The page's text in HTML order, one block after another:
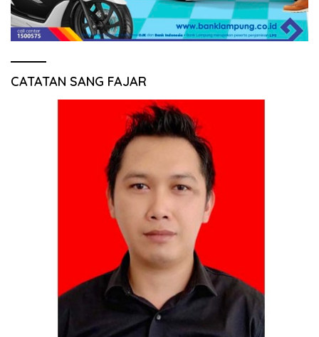
CATATAN SANG FAJAR